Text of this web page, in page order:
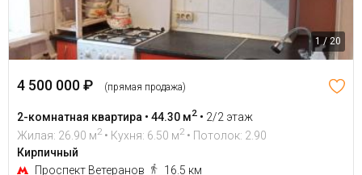
1 / 20
4 500 000 ₽ (прямая продажа)
2-комнатная квартира • 44.30 м2 • 2/2 этаж
Жилая: 26.90 м2 • Кухня: 6.50 м2 • Потолок: 2.90
Кирпичный
Проспект Ветеранов
16.5 км